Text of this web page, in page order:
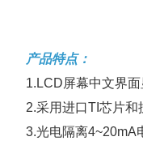
产品特点：
1.LCD屏幕中文界面
2.采用进口TI芯片和
3.光电隔离4~20mA